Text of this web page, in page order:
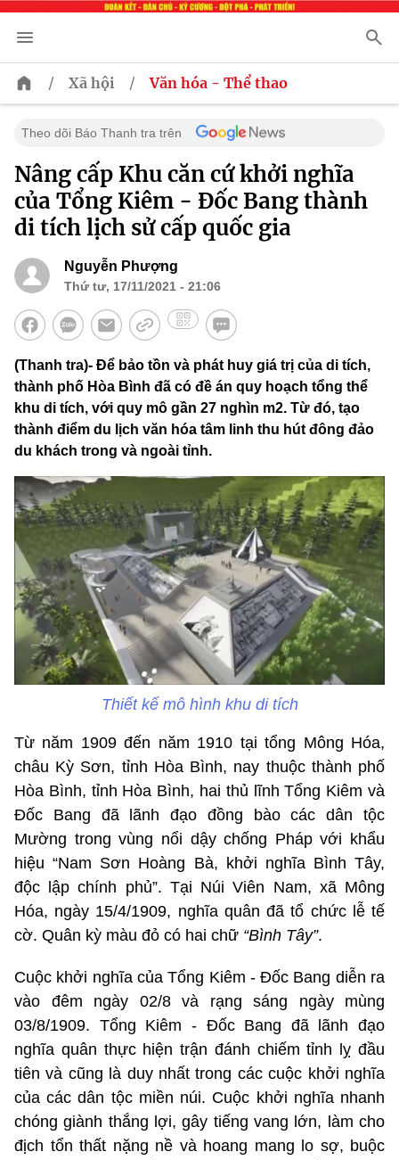
/ Xã hội / Văn hóa - Thể thao
Theo dõi Báo Thanh tra trên
Nâng cấp Khu căn cứ khởi nghĩa
của Tổng Kiêm - Đốc Bang thành
di tích lịch sử cấp quốc gia
Nguyễn Phượng
Thứ tư, 17/11/2021 - 21:06
(Thanh tra)- Để bảo tồn và phát huy giá trị của di tích,
thành phố Hòa Bình đã có đề án quy hoạch tổng thể
khu di tích, với quy mô gần 27 nghìn m2. Từ đó, tạo
thành điểm du lịch văn hóa tâm linh thu hút đông đảo
du khách trong và ngoài tỉnh.
Thiết kế mô hình khu di tích
Từ năm 1909 đến năm 1910 tại tổng Mông Hóa,
châu Kỳ Sơn, tỉnh Hòa Bình, nay thuộc thành phố
Hòa Bình, tỉnh Hòa Bình, hai thủ lĩnh Tổng Kiêm và
Đốc Bang đã lãnh đạo đồng bào các dân tộc
Mường trong vùng nổi dậy chống Pháp với khẩu
hiệu “Nam Sơn Hoàng Bà, khởi nghĩa Bình Tây,
độc lập chính phủ”. Tại Núi Viên Nam, xã Mông
Hóa, ngày 15/4/1909, nghĩa quân đã tổ chức lễ tế
cờ. Quân kỳ màu đỏ có hai chữ “Bình Tây”.
Cuộc khởi nghĩa của Tổng Kiêm - Đốc Bang diễn ra
vào đêm ngày 02/8 và rạng sáng ngày mùng
03/8/1909. Tổng Kiêm - Đốc Bang đã lãnh đạo
nghĩa quân thực hiện trận đánh chiếm tỉnh lỵ đầu
tiên và cũng là duy nhất trong các cuộc khởi nghĩa
của các dân tộc miền núi. Cuộc khởi nghĩa nhanh
chóng giành thắng lợi, gây tiếng vang lớn, làm cho
địch tổn thất nặng nề và hoang mang lo sợ, buộc